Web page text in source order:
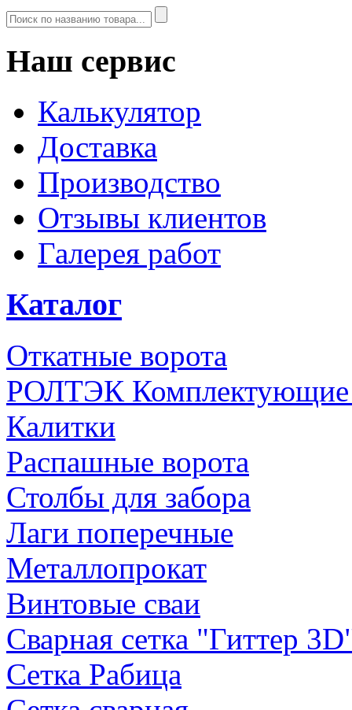
Наш сервис
Калькулятор
Доставка
Производство
Отзывы клиентов
Галерея работ
Каталог
Откатные ворота
РОЛТЭК Комплектующие
Калитки
Распашные ворота
Столбы для забора
Лаги поперечные
Металлопрокат
Винтовые сваи
Сварная сетка "Гиттер
Сетка Рабица